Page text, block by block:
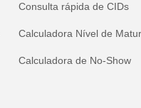
Consulta rápida de CIDs
Calculadora Nível de
Calculadora de No-Show